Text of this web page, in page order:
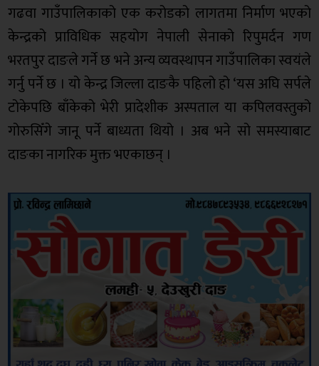
गढवा गाउँपालिकाको एक करोडको लागतमा निर्माण भएको
केन्द्रको प्राविधिक सहयोग नेपाली सेनाको रिपुमर्दन गण
भरतपुर दाङले गर्ने छ भने अन्य व्यवस्थापन गाउँपालिका स्वयंले
गर्नु पर्ने छ । यो केन्द्र जिल्ला दाङकै पहिलो हो ‘यस अघि सर्पले
टोकेपछि बाँकेको भेरी प्रादेशीक अस्पताल या कपिलवस्तुको
गोरुसिँगे जानू पर्ने बाध्यता थियो । अब भने सो समस्याबाट
दाङका नागरिक मुक्त भएकाछन् ।